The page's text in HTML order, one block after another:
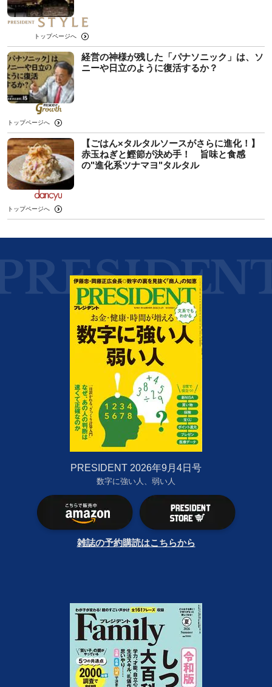
トップページへ
経営の神様が残した「パナソニック」は、ソ
ニーや日立のように復活するか？
トップページへ
【ごはん×タルタルソースがさらに進化！】
赤玉ねぎと鰹節が決め手！ 旨味と食感
の"進化系ツナマヨ"タルタル
トップページへ
PRESIDENT 2026年9月4日号
数字に強い人、弱い人
雑誌の予約購読はこちらから